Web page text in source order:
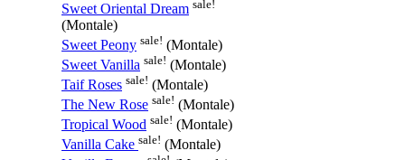
Sweet Oriental Dream sale!
(Montale)
Sweet Peony sale! (Montale)
Sweet Vanilla sale! (Montale)
Taif Roses sale! (Montale)
The New Rose sale! (Montale)
Tropical Wood sale! (Montale)
Vanilla Cake sale! (Montale)